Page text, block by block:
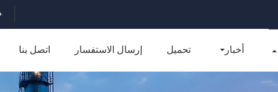
أخبار تحميل إرسال الاستفسار اتصل بنا